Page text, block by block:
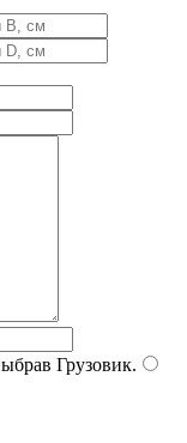
Грузовик.